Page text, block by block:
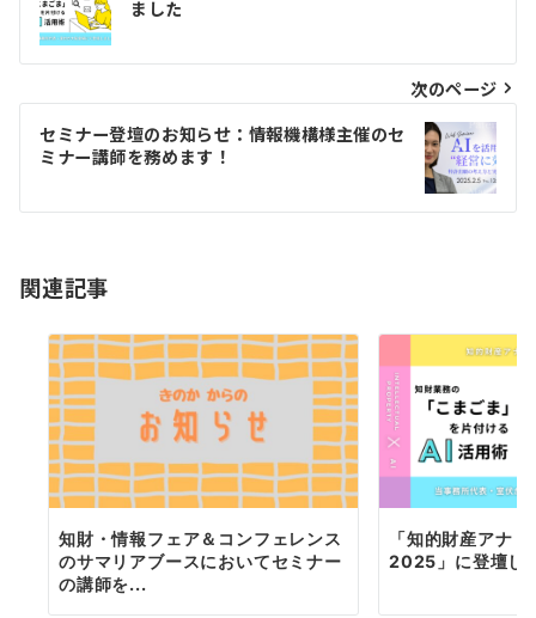
稿
ナ
ビ
ゲ
シ
ン
ました
次のページ
セミナー登壇のお知らせ：情報機構様主催のセ
ミナー講師を務めます！
関連記事
知財・情報フェア＆コンフェレンス
のサマリアブースにおいてセミナー
の講師を...
「知的財産アナ
2025」に登壇し